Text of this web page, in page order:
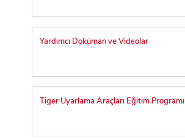
Yardımcı Doküman ve Videolar
Tiger Uyarlama Araçları Eğitim Programı